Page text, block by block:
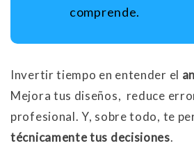
comprende.
Invertir tiempo en entender el
Mejora tus diseños, reduce
profesional. Y, sobre todo, te
técnicamente tus decisiones.